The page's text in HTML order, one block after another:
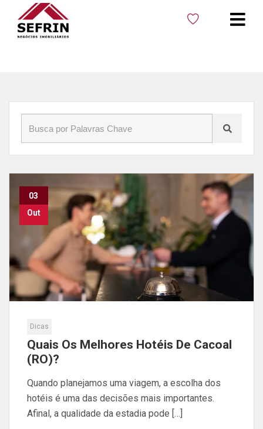
Início»Blog »COnhecer Cacoal
03
Out
Dicas
Quais Os Melhores Hotéis De Cacoal
(RO)?
Quando planejamos uma viagem, a escolha dos
hotéis é uma das decisões mais importantes.
Afinal, a qualidade da estadia pode […]